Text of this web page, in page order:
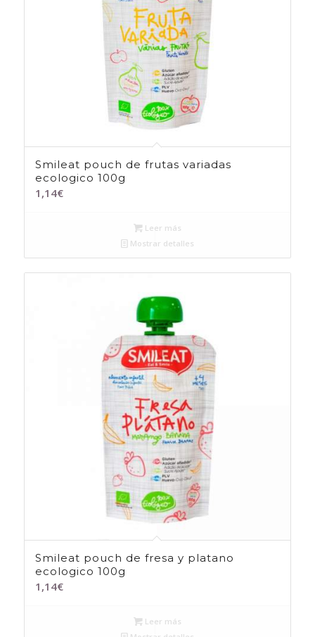
Smileat pouch de frutas variadas
ecologico 100g
1,14€
Leer más
Mostrar detalles
Smileat pouch de fresa y platano
ecologico 100g
1,14€
Leer más